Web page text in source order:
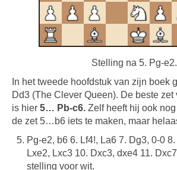
Stelling na 5. Pg-e2.
In het tweede hoofdstuk van zijn boek
Dd3 (The Clever Queen). De beste
is hier 5… Pb-c6. Zelf heeft hij ook
de zet 5…b6 iets te maken, maar
Pg-e2, b6 6. Lf4!, La6 7. Dg3, 0-0
Lxe2, Lxc3 10. Dxc3, dxe4 11.
stelling voor wit.